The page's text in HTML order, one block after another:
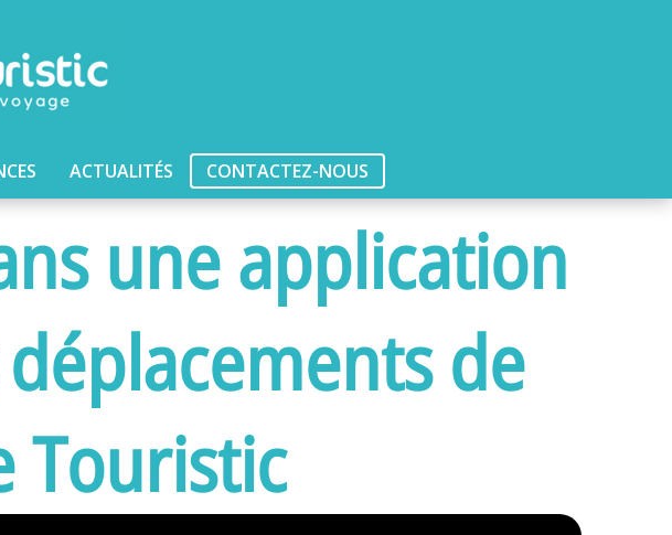
ACTUALITÉS CONTACTEZ-NOUS
une application
de
Touristic